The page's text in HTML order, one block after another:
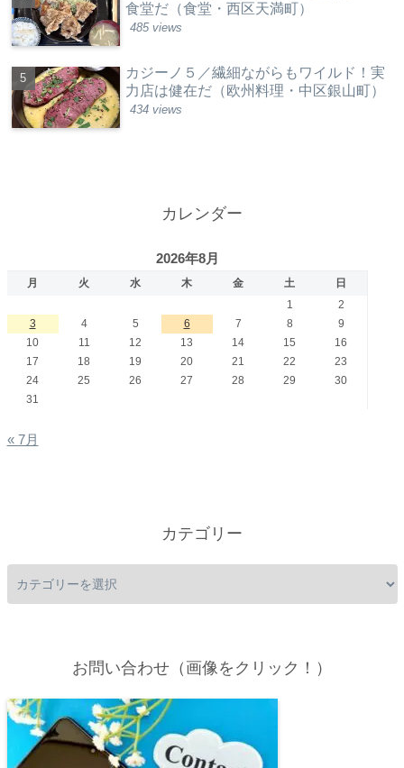
食堂だ（食堂・西区天満町）
485 views
カジーノ５／繊細ながらもワイルド！実
力店は健在だ（欧州料理・中区銀山町）
434 views
カレンダー
2026年8月
月 火 水 木 金 土
日
1
2
3
4 5 6 7 8
9
10
11 12 13 14 15
16
17
18 19 20 21 22
23
24
25 26 27 28 29
30
31
« 7月
カテゴリー
お問い合わせ（画像をクリック！）